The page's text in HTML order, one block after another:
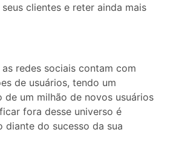
clientes e reter ainda mais
redes sociais contam com
de usuários, tendo um
de um milhão de novos usuários
fora desse universo é
diante do sucesso da sua